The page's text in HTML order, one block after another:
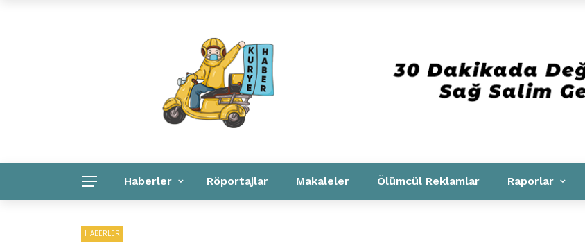
Haberler Röportajlar Makaleler Ölümcül Reklamlar Raporlar
HABERLER